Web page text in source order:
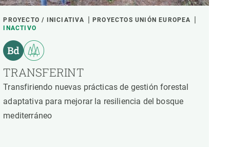
PROYECTO / INICIATIVA
PROYECTOS UNIÓN EUROPEA
INACTIVO
TRANSFERINT
Transfiriendo nuevas prácticas de gestión forestal
adaptativa para mejorar la resiliencia del bosque
mediterráneo